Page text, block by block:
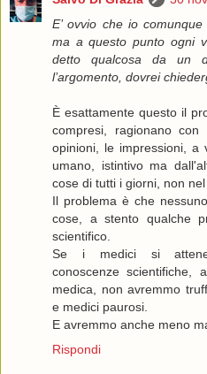
E’ ovvio che io
ma a questo punto ogni
detto qualcosa da un
l’argomento, dovrei
È esattamente questo il
compresi, ragionano
opinioni, le impressioni,
umano, istintivo ma
cose di tutti i giorni, non
Il problema è che
cose, a stento qualche
scientifico.
Se i medici si
conoscenze scientifiche,
medica, non avremmo
e medici paurosi.
E avremmo anche meno
Rispondi